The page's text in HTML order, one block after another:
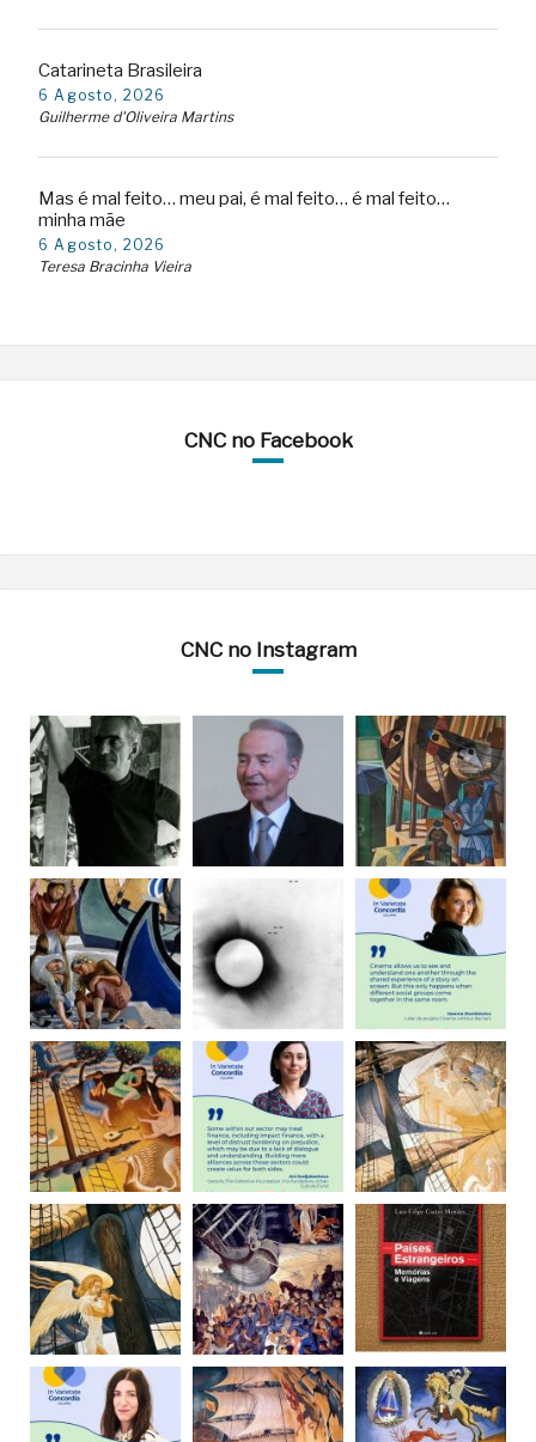
Catarineta Brasileira
6 Agosto, 2026
Guilherme d'Oliveira Martins
Mas é mal feito… meu pai, é mal feito… é mal feito…
minha mãe
6 Agosto, 2026
Teresa Bracinha Vieira
CNC no Facebook
CNC no Instagram